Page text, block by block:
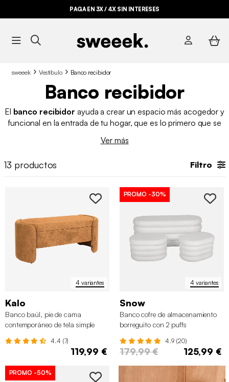
PAGA EN 3X / 4X SIN INTERESES
sweeek Vestíbulo Banco recibidor
Banco recibidor
El banco recibidor ayuda a crear un espacio más acogedor y
funcional en la entrada de tu hogar, que es lo primero que se
zapatos, dejar la mochila o el bolso, o guardar lo necesario
organización
sweeek encontrarás opciones de
pensadas para adaptarse a distintos estilos y aprovechar al
máximo el recibidor o vestíbulo.
Ver más
13 productos Filtro
4 variantes
Kalo
Banco baúl, pie de cama
contemporáneo de tela simple
4.4 (7)
119,99 €
4 variantes
PROMO -30%
Snow
Banco cofre de almacenamiento
borreguito con 2 puffs
4.9 (20)
179,99 € 125,99 €
PROMO -50%